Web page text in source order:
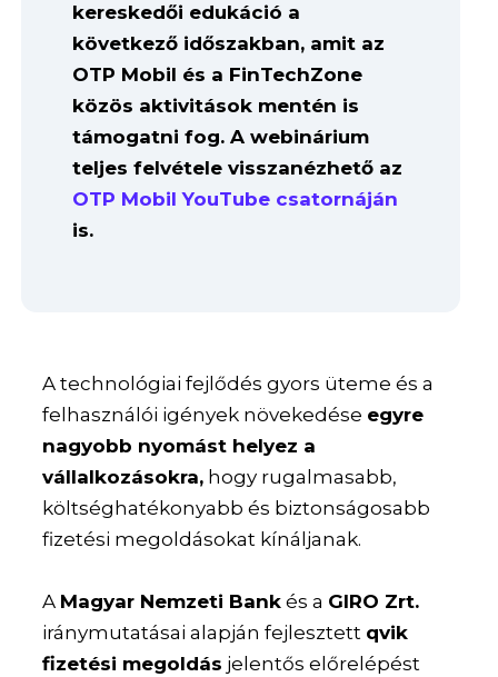
kereskedői edukáció a
következő időszakban, amit az
OTP Mobil és a FinTechZone
közös aktivitások mentén is
támogatni fog. A webinárium
teljes felvétele visszanézhető az
OTP Mobil YouTube csatornáján
is.
A technológiai fejlődés gyors üteme és a
felhasználói igények növekedése egyre
nagyobb nyomást helyez a
vállalkozásokra, hogy rugalmasabb,
költséghatékonyabb és biztonságosabb
fizetési megoldásokat kínáljanak.
A Magyar Nemzeti Bank és a GIRO Zrt.
iránymutatásai alapján fejlesztett qvik
fizetési megoldás jelentős előrelépést